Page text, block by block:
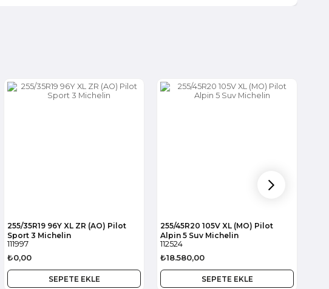
255/35R19 96Y XL ZR (AO) Pilot
Sport 3 Michelin
111997
₺0,00
SEPETE EKLE
255/45R20 105V XL (MO) Pilot
Alpin 5 Suv Michelin
112524
₺18.580,00
SEPETE EKLE